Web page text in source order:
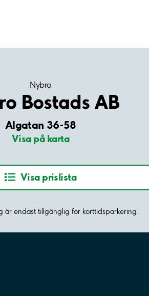
Nybro
Bostads AB
Algatan 36-58
Visa på karta
Visa prislista
är endast tillgänglig för korttidsparkering.